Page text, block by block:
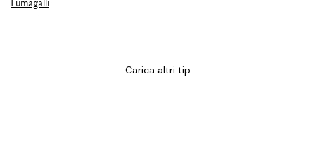
Fumagalli
Carica altri tip